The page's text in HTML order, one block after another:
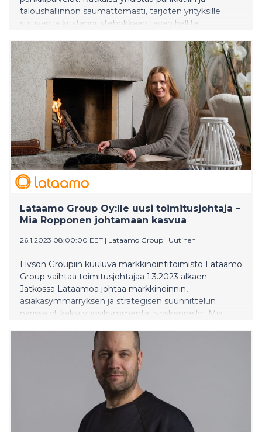
taloushallinnon saumattomasti, tarjoten yrityksille
sujuvan ja kustannustehokkaan tavan hallita
Lataamo Group Oy:lle uusi toimitusjohtaja –
Mia Ropponen johtamaan kasvua
26.1.2023 08:00:00 EET | Lataamo Group | Uutinen
Livson Groupiin kuuluva markkinointitoimisto Lataamo
Group vaihtaa toimitusjohtajaa 1.3.2023 alkaen.
Jatkossa Lataamoa johtaa markkinoinnin,
asiakasymmärryksen ja strategisen suunnittelun
parissa yli kaksi vuosikymmentä työskennellyt Mia
Kärävä jatkaa Lataamossa hallituksen jäsenenä ja
siirtyy tekemään päivätyötä konsernin ulkopuolelle.